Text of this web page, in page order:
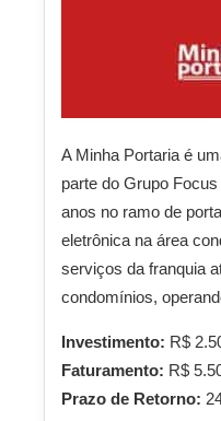
A Minha Portaria é
parte do Grupo
anos no ramo de
eletrônica na área
serviços da franquia
condomínios,
Investimento: R$
Faturamento: R$
Prazo de Retorno: